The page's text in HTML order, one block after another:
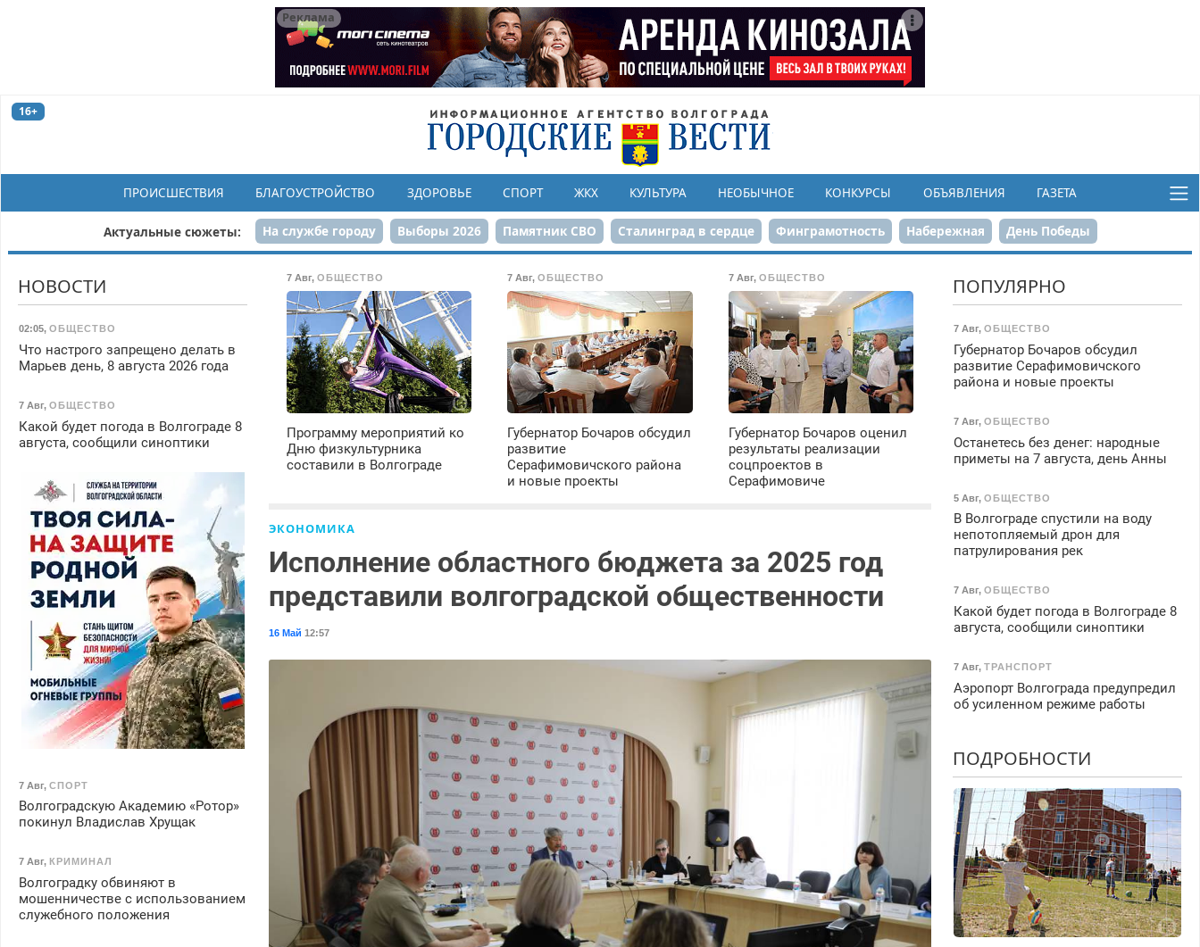
Реклама
16+
ПРОИСШЕСТВИЯ БЛАГОУСТРОЙСТВО ЗДОРОВЬЕ СПОРТ ЖКХ КУЛЬТУРА НЕОБЫЧНОЕ КОНКУРСЫ ОБЪЯВЛЕНИЯ ГАЗЕТА
Актуальные сюжеты: На службе городу Выборы 2026 Памятник СВО Сталинград в сердце Финграмотность Набережная День Победы
Реконструкция ЦПКиО 80-летие Победы Парк Героев-летчиков
7 Авг,ОБЩЕСТВО
Программу мероприятий ко
Дню физкультурника
составили в Волгограде
7 Авг,ОБЩЕСТВО
Губернатор Бочаров обсудил
развитие
Серафимовичского района
и новые проекты
7 Авг, ОБЩЕСТВО
Губернатор Бочаров оценил
результаты реализации
соцпроектов в
Серафимовиче
ЭКОНОМИКА
Исполнение областного бюджета за 2025 год
представили волгоградской общественности
16 Май 12:57
НОВОСТИ
02:05, ОБЩЕСТВО
Что настрого запрещено делать в
Марьев день, 8 августа 2026 года
7 Авг, ОБЩЕСТВО
Какой будет погода в Волгограде 8
августа, сообщили синоптики
7 Авг, СПОРТ
Волгоградскую Академию «Ротор»
покинул Владислав Хрущак
7 Авг, КРИМИНАЛ
Волгоградку обвиняют в
мошенничестве с использованием
служебного положения
ПОПУЛЯРНО
7 Авг, ОБЩЕСТВО
Губернатор Бочаров обсудил
развитие Серафимовичского
района и новые проекты
7 Авг, ОБЩЕСТВО
Останетесь без денег: народные
приметы на 7 августа, день Анны
5 Авг, ОБЩЕСТВО
В Волгограде спустили на воду
непотопляемый дрон для
патрулирования рек
7 Авг, ОБЩЕСТВО
Какой будет погода в Волгограде 8
августа, сообщили синоптики
7 Авг, ТРАНСПОРТ
Аэропорт Волгограда предупредил
об усиленном режиме работы
ПОДРОБНОСТИ